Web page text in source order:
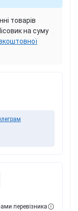
перевізника
товарів
на суму